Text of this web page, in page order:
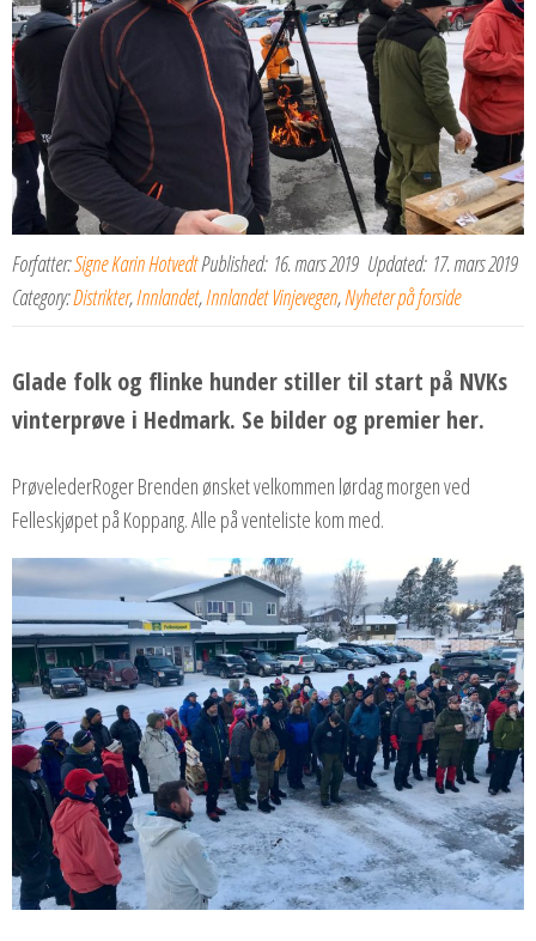
Forfatter:Signe Karin HotvedtPublished: 16. mars 2019 Updated: 17. mars 2019
Category:Distrikter,Innlandet,Innlandet Vinjevegen,Nyheter på forside
Glade folk og flinke hunder stiller til start på NVKs
vinterprøve i Hedmark. Se bilder og premier her.
PrøvelederRoger Brenden ønsket velkommen lørdag morgen ved
Felleskjøpet på Koppang. Alle på venteliste kom med.